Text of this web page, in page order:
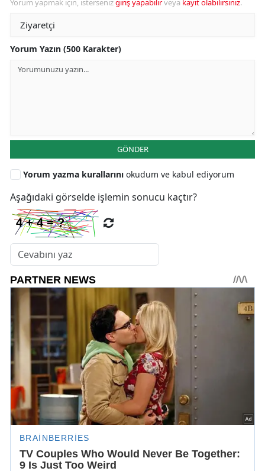
Yorum yapmak için, istersenizgiriş yapabilirveya kayıt olabilirsiniz.
Yorum Yazın (500 Karakter)
GÖNDER
Yorum yazma kurallarını okudum ve kabul ediyorum
Aşağıdaki görselde işlemin sonucu kaçtır?